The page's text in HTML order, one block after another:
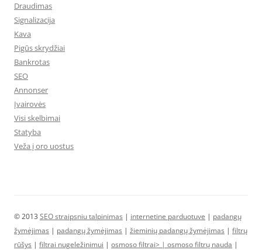
Draudimas
Signalizacija
Kava
Pigūs skrydžiai
Bankrotas
SEO
Annonser
Įvairovės
Visi skelbimai
Statyba
Veža į oro uostus
© 2013 SEO straipsniu talpinimas | internetine parduotuve | padangų
žymėjimas | padangų žymėjimas | žieminių padangų žymėjimas | filtrų
rūšys | filtrai nugeležinimui | osmoso filtrai> | osmoso filtrų nauda |